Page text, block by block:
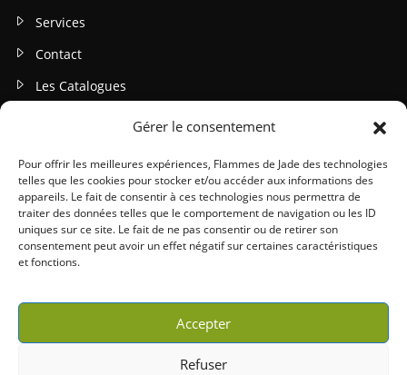
Gérer le consentement
Pour offrir les meilleures expériences, Flammes de Jade des technologies
telles que les cookies pour stocker et/ou accéder aux informations des
appareils. Le fait de consentir à ces technologies nous permettra de
traiter des données telles que le comportement de navigation ou les ID
uniques sur ce site. Le fait de ne pas consentir ou de retirer son
consentement peut avoir un effet négatif sur certaines caractéristiques
et fonctions.
Accepter
Refuser
Services
Contact
Les Catalogues
INFOS LEGALES
Mentions légales
Politique de confidentialité
Gestion des cookies
Conditions générales (CGU / CGV)